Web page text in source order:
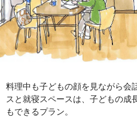
料理中も子どもの顔を見ながら会
スと就寝スペースは、子どもの成
もできるプラン。